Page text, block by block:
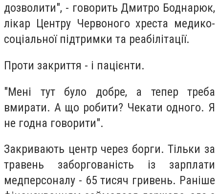
дозволити", - говорить Дмитро Боднарюк,
лікар Центру Червоного хреста медико-
соціальної підтримки та реабілітації.
Проти закриття - і пацієнти.
"Мені тут було добре, а тепер треба
вмирати. А що робити? Чекати одного. Я
не годна говорити".
Закривають центр через борги. Тільки за
травень заборгованість із зарплати
медперсоналу - 65 тисяч гривень. Раніше